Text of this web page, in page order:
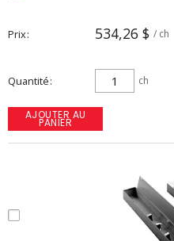
Prix 534,26 $ / ch
Quantité ch
AJOUTER AU
PANIER